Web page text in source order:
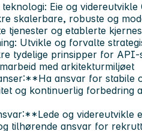
Eie og
skalerbare, robuste og
tjenester og etablerte
Utvikle og forvalte
tydelige prinsipper for
med arkitekturmiljøet
ansvar for stabile
og kontinuerlig forbedring
og videreutvikle
tilhørende ansvar for